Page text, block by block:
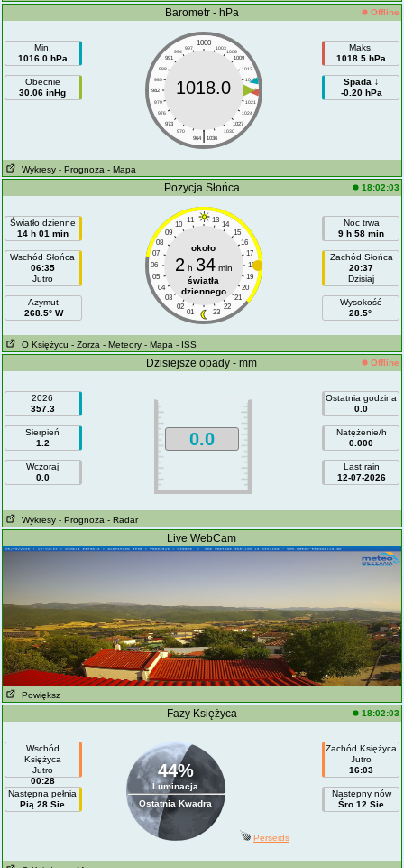
Barometr - hPa Offline
Min.
1016.0 hPa
Obecnie
30.06 inHg
1000
997 1003
994
1006
991
1009
988
1012
985
1015
982
1018
979
1021
976
1024
973
1027
970
1030
|
964 1036
1018.0
Maks.
1018.5 hPa
Spada ↓
-0.20 hPa
Wykresy - Prognoza - Mapa
Pozycja Słońca 18:02:03
Światło dzienne
14 h 01 min
Wschód Słońca
06:35
Jutro
Azymut
268.5° W
11 13
10
14
09
15
08
16
07
17
06
18
05
19
04
20
03
21
02
22
01 23
około
2 h 34min
światła
dziennego
Noc trwa
9 h 58 min
Zachód Słońca
20:37
Dzisiaj
Wysokość
28.5°
O Księżycu - Zorza - Meteory - Mapa - ISS
Dzisiejsze opady - mm Offline
2026
357.3
Sierpień
1.2
Wczoraj
0.0
0.0
Ostatnia godzina
0.0
Natężenie/h
0.000
Last rain
12-07-2026
Wykresy - Prognoza - Radar
Live WebCam
Powiększ
Fazy Księżyca 18:02:03
Wschód
Księżyca
Jutro
00:28
Następna pełnia
Pią 28 Sie
44%
Luminacja
Ostatnia Kwadra
Zachód Księżyca
Jutro
16:03
Następny nów
Śro 12 Sie
Perseids